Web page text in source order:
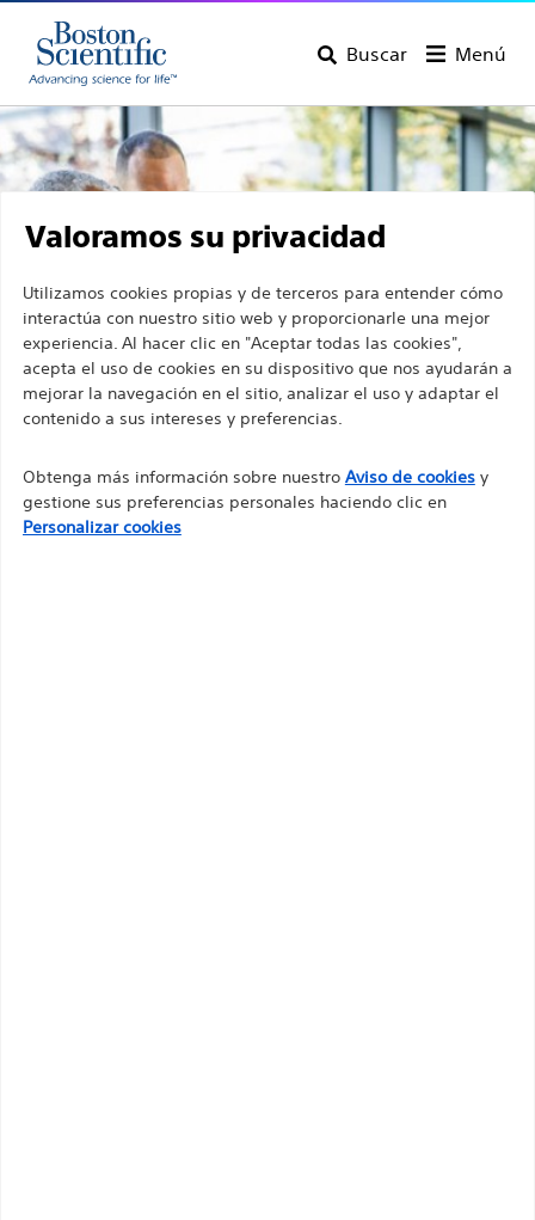
Buscar Menú
Descubrir los productos
de Boston Scientific
Valoramos su privacidad
Utilizamos cookies propias y de terceros para entender cómo
interactúa con nuestro sitio web y proporcionarle una mejor
experiencia. Al hacer clic en "Aceptar todas las cookies",
acepta el uso de cookies en su dispositivo que nos ayudarán a
mejorar la navegación en el sitio, analizar el uso y adaptar el
contenido a sus intereses y preferencias.
Obtenga más información sobre nuestro Aviso de cookiesy
gestione sus preferencias personales haciendo clic en
Personalizar cookies